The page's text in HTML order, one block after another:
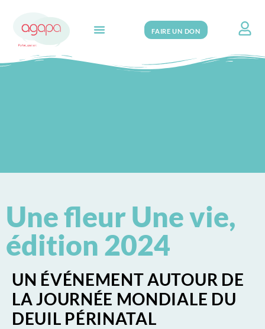
FAIRE UN DON
Une fleur Une vie,
édition 2024
UN ÉVÉNEMENT AUTOUR DE
LA JOURNÉE MONDIALE DU
DEUIL PÉRINATAL